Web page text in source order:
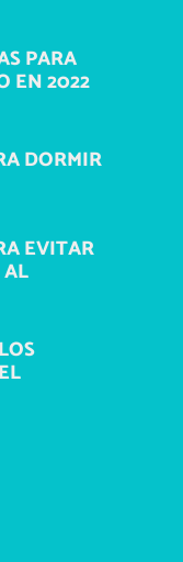
PARA
EN 2022
DORMIR
EVITAR